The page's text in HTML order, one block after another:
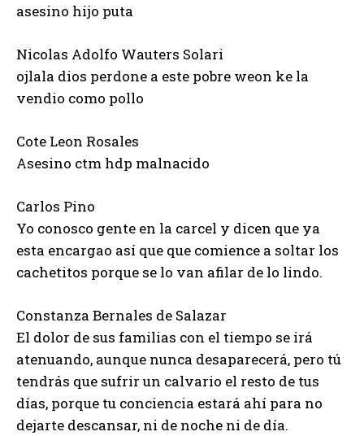
asesino hijo puta
Nicolas Adolfo Wauters Solari
ojlala dios perdone a este pobre weon ke la
vendio como pollo
Cote Leon Rosales
Asesino ctm hdp malnacido
Carlos Pino
Yo conosco gente en la carcel y dicen que ya
esta encargao así que que comience a soltar los
cachetitos porque se lo van afilar de lo lindo.
Constanza Bernales de Salazar
El dolor de sus familias con el tiempo se irá
atenuando, aunque nunca desaparecerá, pero tú
tendrás que sufrir un calvario el resto de tus
días, porque tu conciencia estará ahí para no
dejarte descansar, ni de noche ni de día.